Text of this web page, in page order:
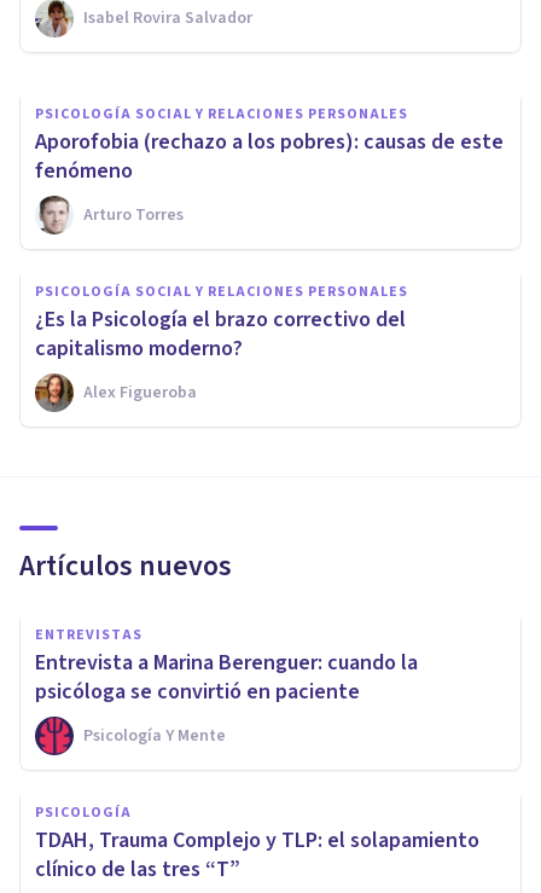
Isabel Rovira Salvador
Jonatan Serrano Perales
PSICOLOGÍA SOCIAL Y RELACIONES PERSONALES
​Aporofobia (rechazo a los pobres): causas de este
fenómeno
Arturo Torres
PSICOLOGÍA SOCIAL Y RELACIONES PERSONALES
¿Es la Psicología el brazo correctivo del
capitalismo moderno?
Alex Figueroba
Artículos nuevos
ENTREVISTAS
Entrevista a Marina Berenguer: cuando la
psicóloga se convirtió en paciente
Psicología Y Mente
PSICOLOGÍA
TDAH, Trauma Complejo y TLP: el solapamiento
clínico de las tres “T”